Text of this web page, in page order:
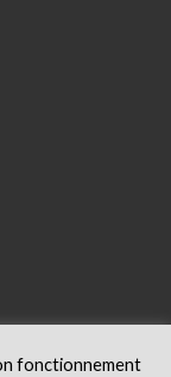
fonctionnement